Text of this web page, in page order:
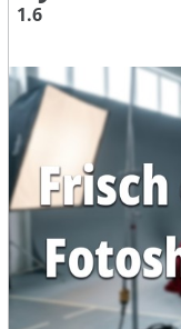
1.6